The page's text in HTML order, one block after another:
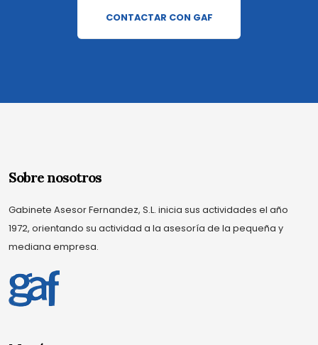
CONTACTAR CON GAF
Sobre nosotros
Gabinete Asesor Fernandez, S.L. inicia sus actividades el año
1972, orientando su actividad a la asesoría de la pequeña y
mediana empresa.